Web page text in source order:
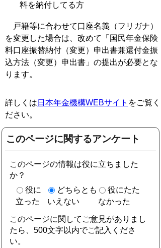
料を納付してる方
戸籍等に合わせて口座名義（フリガナ）
を変更した場合は、改めて「国民年金保険
料口座振替納付（変更）申出書兼還付金振
込方法（変更）申出書」の提出が必要とな
ります。
詳しくは 日本年金機構WEBサイト をご覧く
ださい。
このページに関するアンケート
このページの情報は役に立ちました
か？
役に
立った
どちらとも
いえない
役にたた
なかった
このページに関してご意見がありまし
たら、500文字以内でご記入くださ
い。